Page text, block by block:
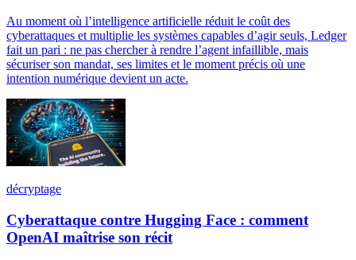
Au moment où l’intelligence artificielle réduit le coût des
cyberattaques et multiplie les systèmes capables d’agir seuls, Ledger
fait un pari : ne pas chercher à rendre l’agent infaillible, mais
sécuriser son mandat, ses limites et le moment précis où une
intention numérique devient un acte.
décryptage
Cyberattaque contre Hugging Face : comment
OpenAI maîtrise son récit